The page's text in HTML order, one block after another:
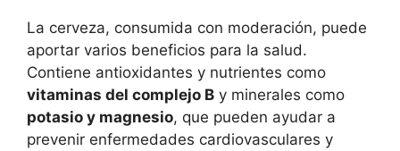
La cerveza, consumida con moderación, puede
aportar varios beneficios para la salud.
Contiene antioxidantes y nutrientes como
vitaminas del complejo B y minerales como
potasio y magnesio, que pueden ayudar a
prevenir enfermedades cardiovasculares y